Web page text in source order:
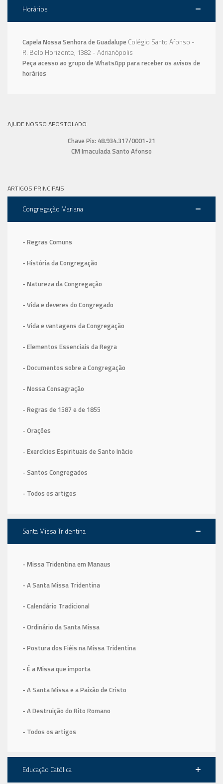
Horários
Capela Nossa Senhora de Guadalupe Colégio Santo Afonso -
R. Belo Horizonte, 1382 - Adrianópolis
Peça acesso ao grupo de WhatsApp para receber os avisos de
horários
AJUDE NOSSO APOSTOLADO
Chave Pix: 48.934.317/0001-21
CM Imaculada Santo Afonso
ARTIGOS PRINCIPAIS
Congregação Mariana
- Regras Comuns
- História da Congregação
- Natureza da Congregação
- Vida e deveres do Congregado
- Vida e vantagens da Congregação
- Elementos Essenciais da Regra
- Documentos sobre a Congregação
- Nossa Consagração
- Regras de 1587 e de 1855
- Orações
- Exercícios Espirituais de Santo Inácio
- Santos Congregados
- Todos os artigos
Santa Missa Tridentina
- Missa Tridentina em Manaus
- A Santa Missa Tridentina
- Calendário Tradicional
- Ordinário da Santa Missa
- Postura dos Fiéis na Missa Tridentina
- É a Missa que importa
- A Santa Missa e a Paixão de Cristo
- A Destruição do Rito Romano
- Todos os artigos
Educação Católica